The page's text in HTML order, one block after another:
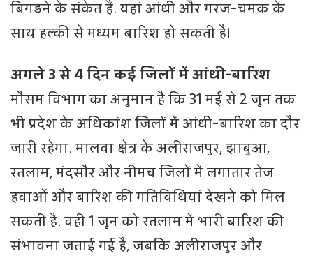
बिगड़ने के संकेत हैं. यहां आंधी और गरज-चमक के
साथ हल्की से मध्यम बारिश हो सकती है।
अगले 3 से 4 दिन कई जिलों में आंधी-बारिश
मौसम विभाग का अनुमान है कि 31 मई से 2 जून तक
भी प्रदेश के अधिकांश जिलों में आंधी-बारिश का दौर
जारी रहेगा. मालवा क्षेत्र के अलीराजपुर, झाबुआ,
रतलाम, मंदसौर और नीमच जिलों में लगातार तेज
हवाओं और बारिश की गतिविधियां देखने को मिल
सकती हैं. वहीं 1 जून को रतलाम में भारी बारिश की
संभावना जताई गई है, जबकि अलीराजपुर और